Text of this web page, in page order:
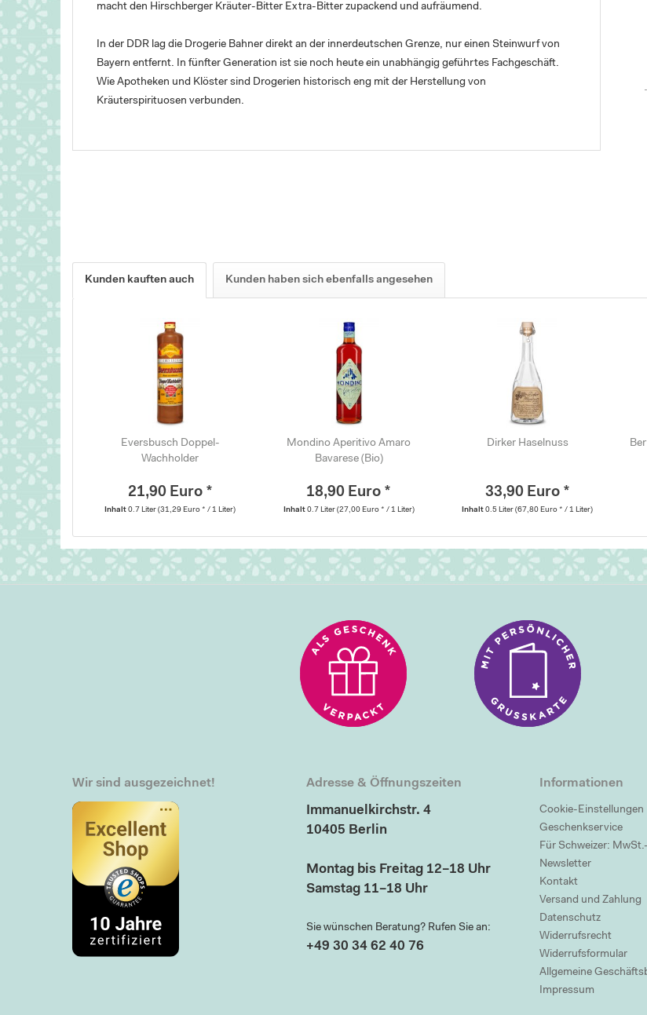
macht den Hirschberger Kräuter-Bitter Extra-Bitter zupackend und aufräumend.
In der DDR lag die Drogerie Bahner direkt an der innerdeutschen Grenze, nur einen Steinwurf von
Bayern entfernt. In fünfter Generation ist sie noch heute ein unabhängig geführtes Fachgeschäft.
Wie Apotheken und Klöster sind Drogerien historisch eng mit der Herstellung von
Kräuterspirituosen verbunden.
Kunden kauften auch Kunden haben sich ebenfalls angesehen
Eversbusch Doppel-
Wachholder
21,90 Euro *
Inhalt0.7 Liter(31,29 Euro * / 1 Liter)
Mondino Aperitivo Amaro
Bavarese (Bio)
18,90 Euro *
Inhalt 0.7 Liter (27,00 Euro * / 1 Liter)
Dirker Haselnuss
33,90 Euro *
Inhalt0.5 Liter(67,80 Euro * / 1 Liter)
Wir sind ausgezeichnet! Adresse & Öffnungszeiten
Immanuelkirchstr. 4
10405 Berlin
Montag bis Freitag 12–18 Uhr
Samstag 11–18 Uhr
Sie wünschen Beratung? Rufen Sie an:
+49 30 34 62 40 76
Informationen
Cookie-Einstellungen
Geschenkservice
Für Schweizer:
Newsletter
Kontakt
Versand und Zahlung
Datenschutz
Widerrufsrecht
Widerrufsformular
Allgemeine
Impressum